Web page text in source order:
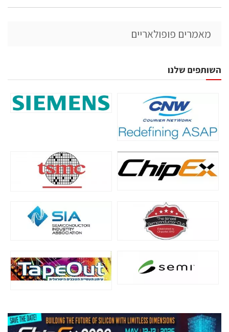
מאמרים פופולאריים
השותפים שלנו